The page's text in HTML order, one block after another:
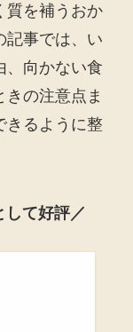
質を補うおか
記事では、い
、向かない食
の注意点ま
きるように整
して好評／